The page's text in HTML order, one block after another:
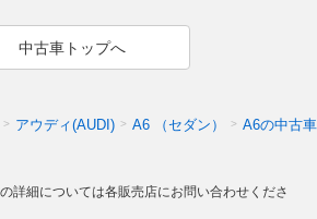
中古車トップへ
アウディ(AUDI) A6 （セダン） A6の中古車
詳細については各販売店にお問い合わせくださ